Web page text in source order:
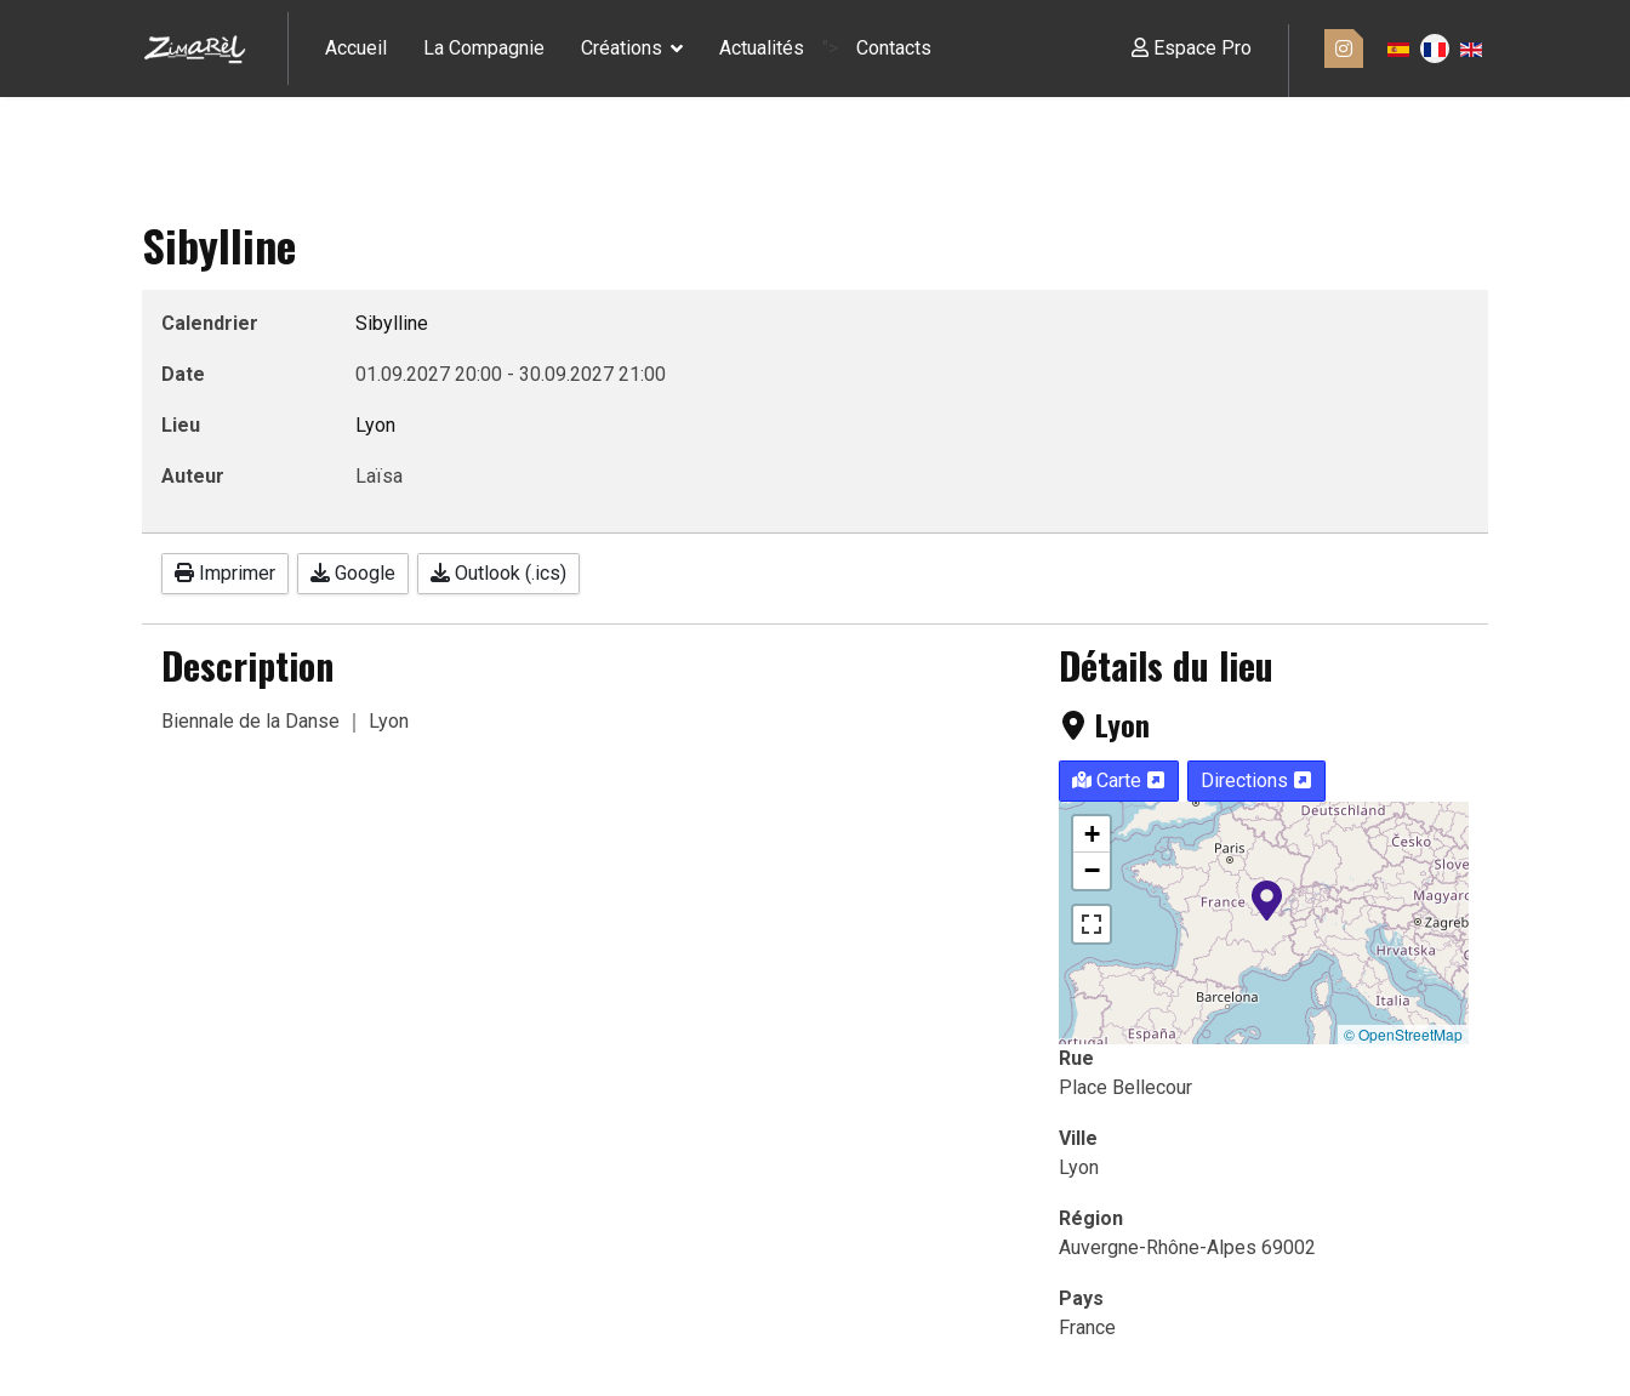
Accueil La Compagnie Créations Actualités Contacts Espace Pro
Sibylline
Calendrier Sibylline
Date 01.09.2027 20:00 - 30.09.2027 21:00
Lieu Lyon
Auteur Laïsa
Imprimer Google Outlook (.ics)
Description
Biennale de la Danse ｜ Lyon
Détails du lieu
Lyon
Carte Directions
+
−
© OpenStreetMap
Rue
Place Bellecour
Ville
Lyon
Région
Auvergne-Rhône-Alpes 69002
Pays
France